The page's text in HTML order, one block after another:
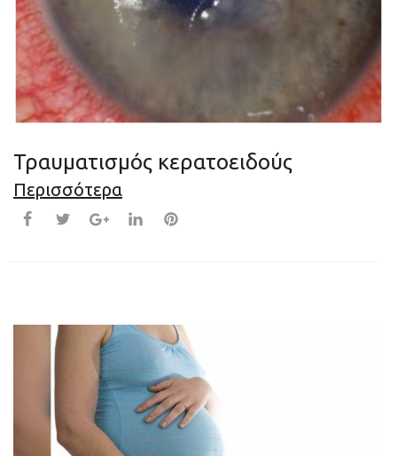
Τραυματισμός κερατοειδούς
Περισσότερα